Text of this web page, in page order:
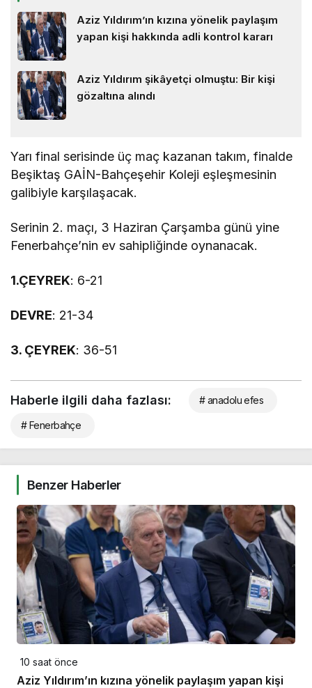
Aziz Yıldırım’ın kızına yönelik paylaşım
yapan kişi hakkında adli kontrol kararı
Aziz Yıldırım şikâyetçi olmuştu: Bir kişi
gözaltına alındı
Yarı final serisinde üç maç kazanan takım, finalde
Beşiktaş GAİN-Bahçeşehir Koleji eşleşmesinin
galibiyle karşılaşacak.
Serinin 2. maçı, 3 Haziran Çarşamba günü yine
Fenerbahçe’nin ev sahipliğinde oynanacak.
1.ÇEYREK: 6-21
DEVRE: 21-34
3. ÇEYREK: 36-51
Haberle ilgili daha fazlası: # anadolu efes
# Fenerbahçe
Benzer Haberler
10 saat önce
Aziz Yıldırım’ın kızına yönelik paylaşım yapan kişi